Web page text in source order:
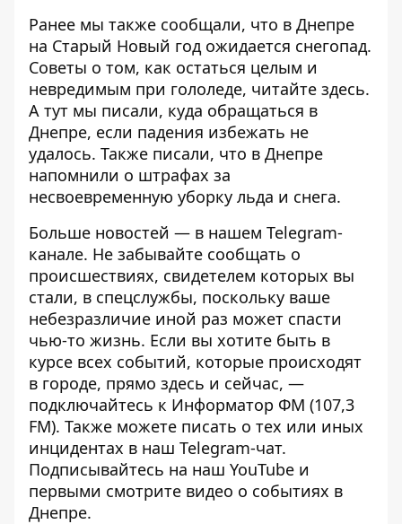
Ранее мы также сообщали, что в Днепре
на Старый Новый год ожидается снегопад.
Советы о том, как остаться целым и
невредимым при гололеде, читайте здесь.
А тут мы писали, куда обращаться в
Днепре, если падения избежать не
удалось. Также писали, что в Днепре
напомнили о штрафах за
несвоевременную уборку льда и снега.
Больше новостей — в нашем Telegram-
канале. Не забывайте сообщать о
происшествиях, свидетелем которых вы
стали, в спецслужбы, поскольку ваше
небезразличие иной раз может спасти
чью-то жизнь. Если вы хотите быть в
курсе всех событий, которые происходят
в городе, прямо здесь и сейчас, —
подключайтесь к Информатор ФМ (107,3
FM). Также можете писать о тех или иных
инцидентах в наш Telegram-чат.
Подписывайтесь на наш YouTube и
первыми смотрите видео о событиях в
Днепре.